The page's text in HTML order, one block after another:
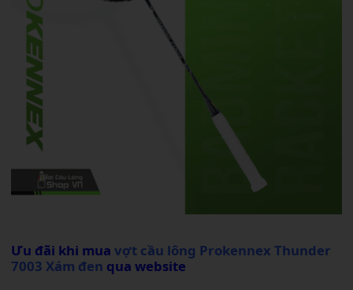
Ưu đãi khi mua vợt cầu lông Prokennex Thunder
7003 Xám đen qua website